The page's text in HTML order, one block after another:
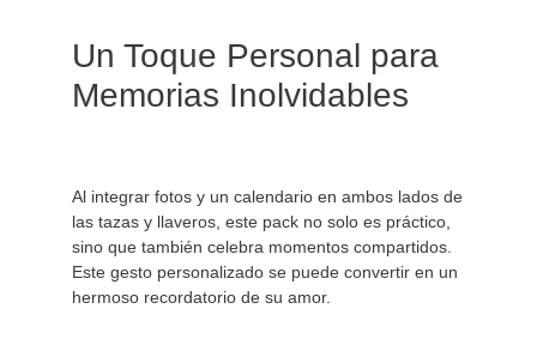
Un Toque Personal para
Memorias Inolvidables
Al integrar fotos y un calendario en ambos lados de
las tazas y llaveros, este pack no solo es práctico,
sino que también celebra momentos compartidos.
Este gesto personalizado se puede convertir en un
hermoso recordatorio de su amor.